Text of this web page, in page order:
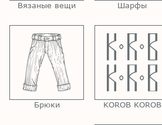
Вязаные вещи Шарфы
Брюки KOROB KOROB